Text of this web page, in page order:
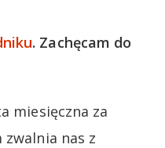
. Zachęcam do
miesięczna za
zwalnia nas z